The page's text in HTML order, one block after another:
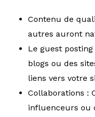
Contenu de
autres auront
Le guest
blogs ou des
liens vers votre
Collaborations :
influenceurs ou